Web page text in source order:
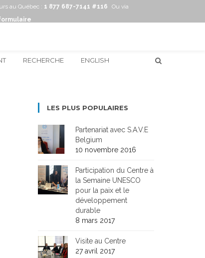
au Québec : 1 877 687-7141 #116
Ou via
RECHERCHE ENGLISH
LES PLUS POPULAIRES
Partenariat avec S.A.V.E
Belgium
10 novembre 2016
Participation du Centre à
la Semaine UNESCO
pour la paix et le
développement
durable
8 mars 2017
Visite au Centre
27 avril 2017